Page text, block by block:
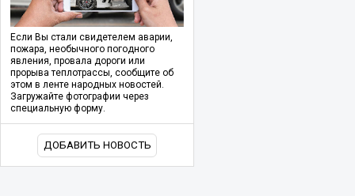
Если Вы стали свидетелем аварии,
пожара, необычного погодного
явления, провала дороги или
прорыва теплотрассы, сообщите об
этом в ленте народных новостей.
Загружайте фотографии через
специальную форму.
ДОБАВИТЬ НОВОСТЬ